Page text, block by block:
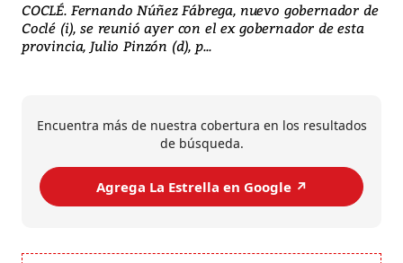
COCLÉ. Fernando Núñez Fábrega, nuevo gobernador de
Coclé (i), se reunió ayer con el ex gobernador de esta
provincia, Julio Pinzón (d), p...
Encuentra más de nuestra cobertura en los resultados
de búsqueda.
Agrega La Estrella en Google ↗️